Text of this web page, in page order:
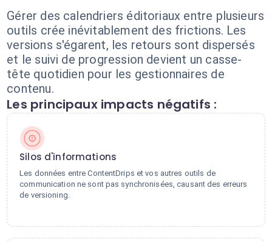
Gérer des calendriers éditoriaux entre plusieurs
outils crée inévitablement des frictions. Les
versions s'égarent, les retours sont dispersés
et le suivi de progression devient un casse-
tête quotidien pour les gestionnaires de
contenu.
Les principaux impacts négatifs :
Silos d'informations
Les données entre ContentDrips et vos autres outils de
communication ne sont pas synchronisées, causant des erreurs
de versioning.